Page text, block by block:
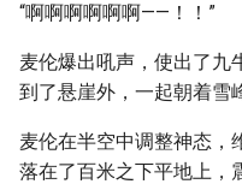
“啊啊啊啊啊啊——！！”
麦伦爆出吼声，使出了九
到了悬崖外，一起朝着雪
麦伦在半空中调整神态，
落在了百米之下平地上，